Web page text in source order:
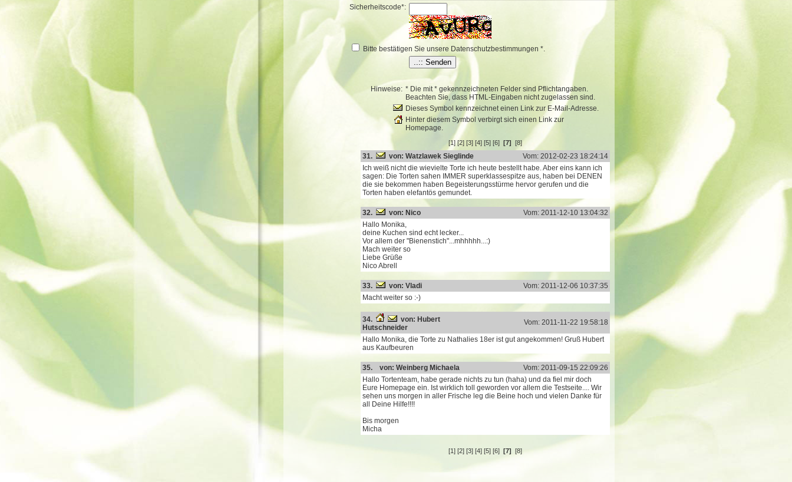
Sicherheitscode*:
Bitte bestätigen Sie unsere Datenschutzbestimmungen *.
Hinweise: * Die mit * gekennzeichneten Felder sind Pflichtangaben.
Beachten Sie, dass HTML-Eingaben nicht zugelassen sind.
Dieses Symbol kennzeichnet einen Link zur E-Mail-Adresse.
Hinter diesem Symbol verbirgt sich einen Link zur
Homepage.
[1] [2] [3] [4] [5] [6] [7] [8]
31. von: Watzlawek Sieglinde
Vom: 2012-02-23 18:24:14
Ich weiß nicht die wievielte Torte ich heute bestellt habe. Aber eins kann ich
sagen: Die Torten sahen IMMER superklassespitze aus, haben bei DENEN
die sie bekommen haben Begeisterungsstürme hervor gerufen und die
Torten haben elefantös gemundet.
32. von: Nico
Vom: 2011-12-10 13:04:32
Hallo Monika,
deine Kuchen sind echt lecker...
Vor allem der "Bienenstich"...mhhhhh...:)
Mach weiter so
Liebe Grüße
Nico Abrell
33. von: Vladi
Vom: 2011-12-06 10:37:35
Macht weiter so :-)
34.
von: Hubert
Hutschneider
Vom: 2011-11-22 19:58:18
Hallo Monika, die Torte zu Nathalies 18er ist gut angekommen! Gruß Hubert
aus Kaufbeuren
35. von: Weinberg Michaela
Vom: 2011-09-15 22:09:26
Hallo Tortenteam, habe gerade nichts zu tun (haha) und da fiel mir doch
Eure Homepage ein. Ist wirklich toll geworden vor allem die Testseite.... Wir
sehen uns morgen in aller Frische leg die Beine hoch und vielen Danke für
all Deine Hilfe!!!!
Bis morgen
Micha
[1] [2] [3] [4] [5] [6] [7] [8]